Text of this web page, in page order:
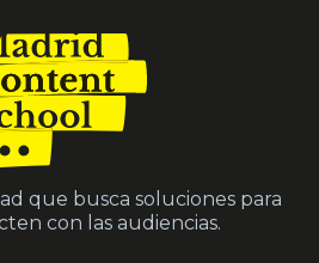
que busca soluciones para
con las audiencias.